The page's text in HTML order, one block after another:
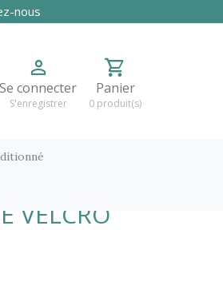
nous
Se connecter
S'enregistrer
Panier
0 produit(s)
VELCRO